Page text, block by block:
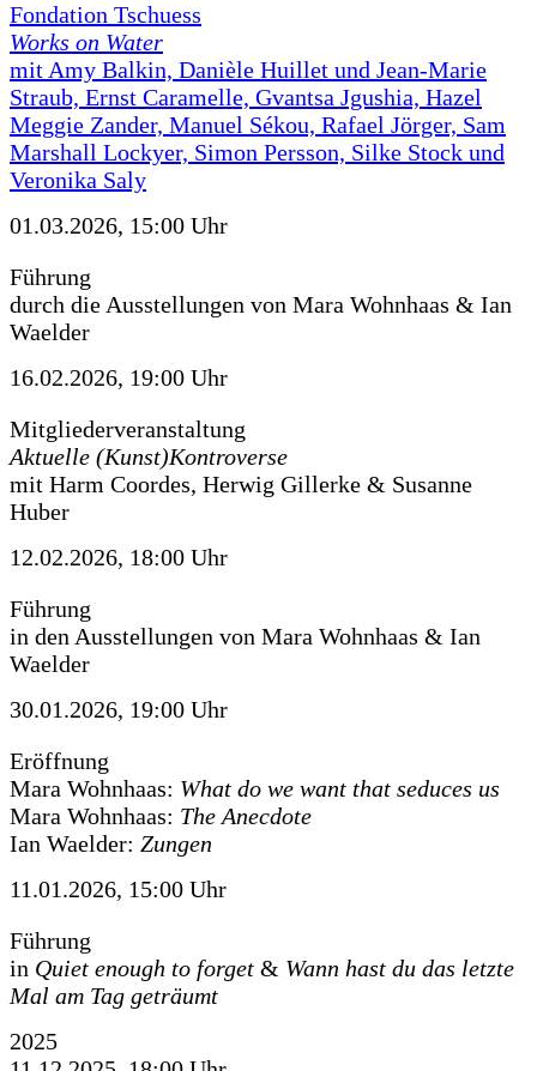
Fondation Tschuess
Works on Water
mit Amy Balkin, Danièle Huillet und Jean-Marie
Straub, Ernst Caramelle, Gvantsa Jgushia, Hazel
Meggie Zander, Manuel Sékou, Rafael Jörger, Sam
Marshall Lockyer, Simon Persson, Silke Stock und
Veronika Saly
01.03.2026, 15:00 Uhr
Führung
durch die Ausstellungen von Mara Wohnhaas & Ian
Waelder
16.02.2026, 19:00 Uhr
Mitgliederveranstaltung
Aktuelle (Kunst)Kontroverse
mit Harm Coordes, Herwig Gillerke & Susanne
Huber
12.02.2026, 18:00 Uhr
Führung
in den Ausstellungen von Mara Wohnhaas & Ian
Waelder
30.01.2026, 19:00 Uhr
Eröffnung
Mara Wohnhaas: What do we want that seduces us
Mara Wohnhaas: The Anecdote
Ian Waelder: Zungen
11.01.2026, 15:00 Uhr
Führung
in Quiet enough to forget & Wann hast du das letzte
Mal am Tag geträumt
2025